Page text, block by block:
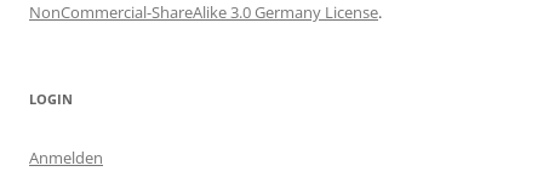
NonCommercial-ShareAlike 3.0 Germany License.
LOGIN
Anmelden